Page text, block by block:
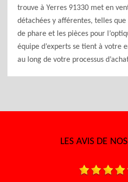
trouve à Yerres 91330 met en
détachées y afférentes, telles
de phare et les pièces pour
équipe d’experts se tient à votre
au long de votre processus
LES AVIS DE